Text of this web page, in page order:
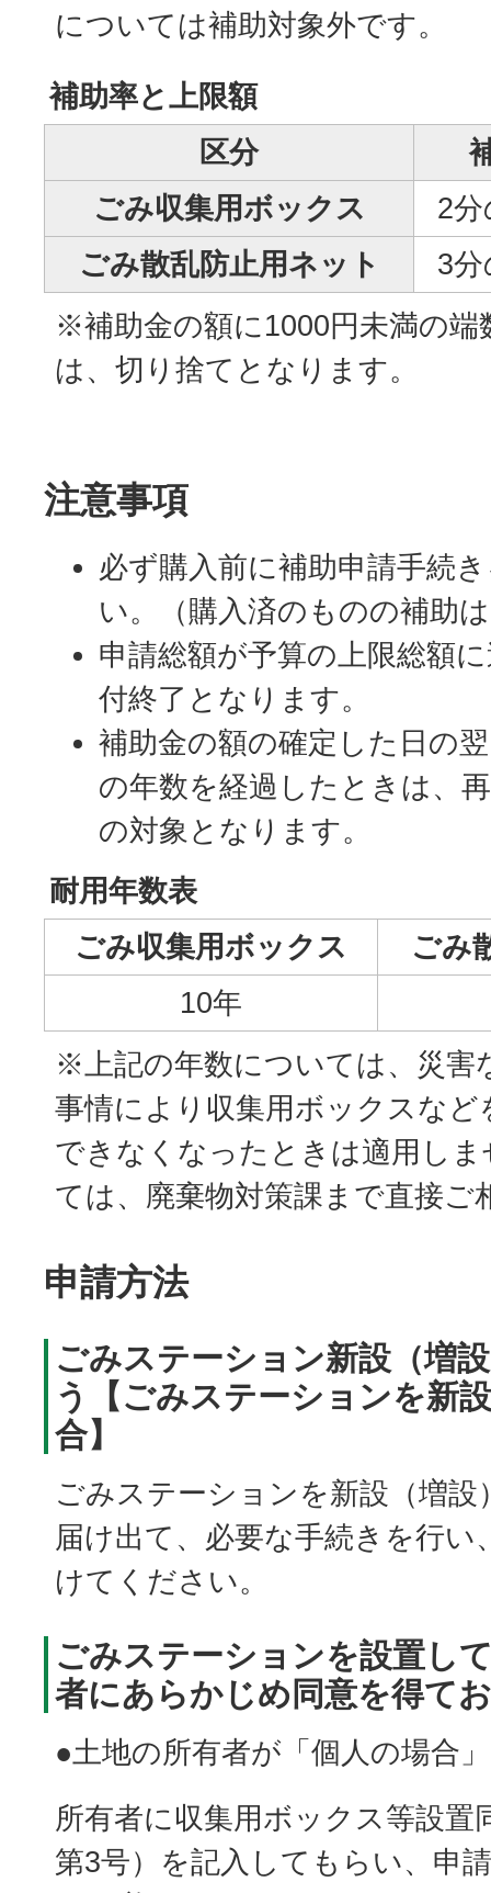
については補助対象外です。
補助率と上限額
区分
ごみ収集用ボックス
2
ごみ散乱防止用ネット
3
※補助金の額に1000円未満の端
は、切り捨てとなります。
注意事項
必ず購入前に補助申請手続
い。（購入済のものの補助
申請総額が予算の上限総額
付終了となります。
補助金の額の確定した日の
の年数を経過したときは、
の対象となります。
耐用年数表
ごみ収集用ボックス
ごみ
10年
※上記の年数については、災害
事情により収集用ボックスな
できなくなったときは適用し
ては、廃棄物対策課まで直接ご
申請方法
ごみステーション新設（増
う【ごみステーションを新
合】
ごみステーションを新設（増設
届け出て、必要な手続きを行い
けてください。
ごみステーションを設置し
者にあらかじめ同意を得て
●土地の所有者が「個人の場合」
所有者に収集用ボックス等設置
第3号）を記入してもらい、申